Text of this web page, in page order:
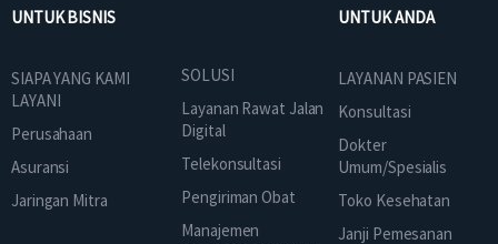
UNTUK BISNIS
SIAPA YANG KAMI
LAYANI
Perusahaan
Asuransi
Jaringan Mitra
SOLUSI
Layanan Rawat Jalan
Digital
Telekonsultasi
Pengiriman Obat
Manajemen
UNTUK ANDA
LAYANAN PASIEN
Konsultasi
Dokter
Umum/Spesialis
Toko Kesehatan
Janji Pemesanan